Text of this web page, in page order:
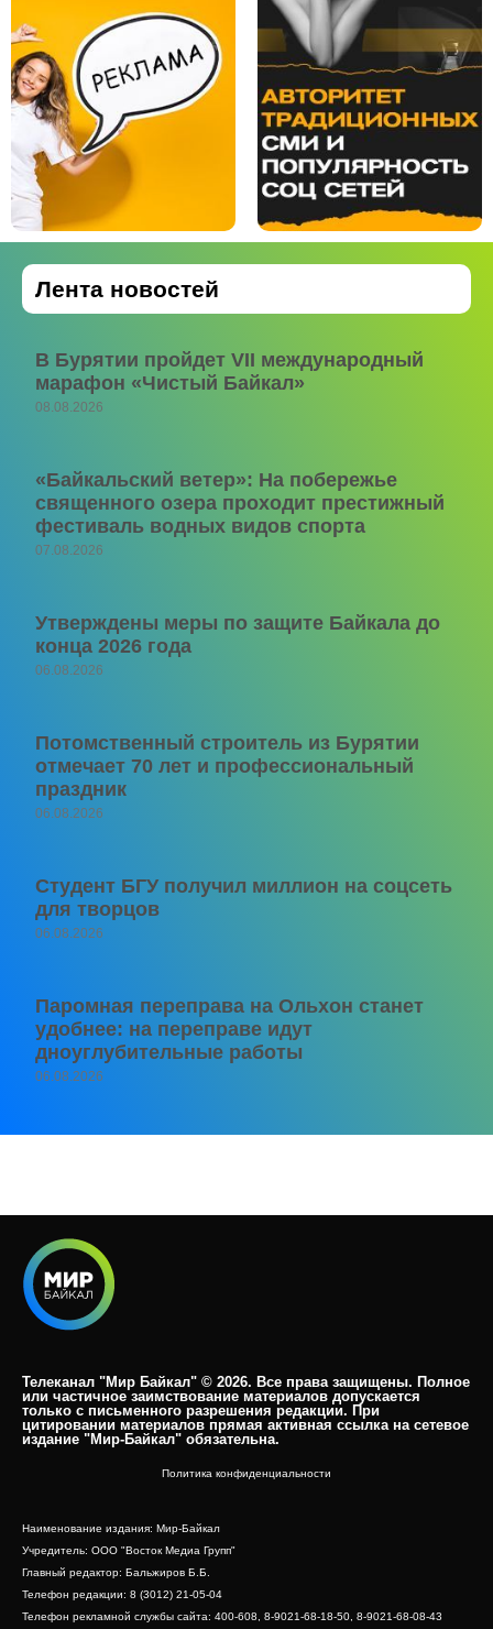
Лента новостей
В Бурятии пройдет VII международный
марафон «Чистый Байкал»
08.08.2026
«Байкальский ветер»: На побережье
священного озера проходит престижный
фестиваль водных видов спорта
07.08.2026
Утверждены меры по защите Байкала до
конца 2026 года
06.08.2026
Потомственный строитель из Бурятии
отмечает 70 лет и профессиональный
праздник
06.08.2026
Студент БГУ получил миллион на соцсеть
для творцов
06.08.2026
Паромная переправа на Ольхон станет
удобнее: на переправе идут
дноуглубительные работы
06.08.2026
Телеканал "Мир Байкал" © 2026. Все права защищены. Полное
или частичное заимствование материалов допускается
только с письменного разрешения редакции. При
цитировании материалов прямая активная ссылка на сетевое
издание "Мир-Байкал" обязательна.​
Политика конфиденциальности
Наименование издания: Мир-Байкал
Учредитель: ООО "Восток Медиа Групп"
Главный редактор: Бальжиров Б.Б.
Телефон редакции: 8 (3012) 21-05-04
Телефон рекламной службы сайта: 400-608, 8-9021-68-18-50, 8-9021-68-08-43